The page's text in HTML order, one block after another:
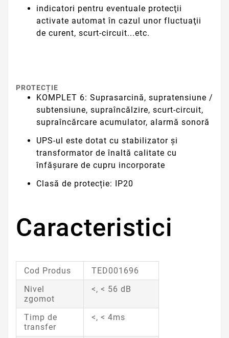
indicatori pentru eventuale protecţii
activate automat în cazul unor fluctuaţii
de curent, scurt-circuit...etc.
PROTECȚIE
KOMPLET 6: Suprasarcină, supratensiune /
subtensiune, supraîncălzire, scurt-circuit,
supraîncărcare acumulator, alarmă sonoră
UPS-ul este dotat cu stabilizator și
transformator de înaltă calitate cu
înfășurare de cupru incorporate
Clasă de protecție: IP20
Caracteristici
Cod Produs
TED001696
Nivel
zgomot
<, < 56 dB
Timp de
transfer
<, < 4ms